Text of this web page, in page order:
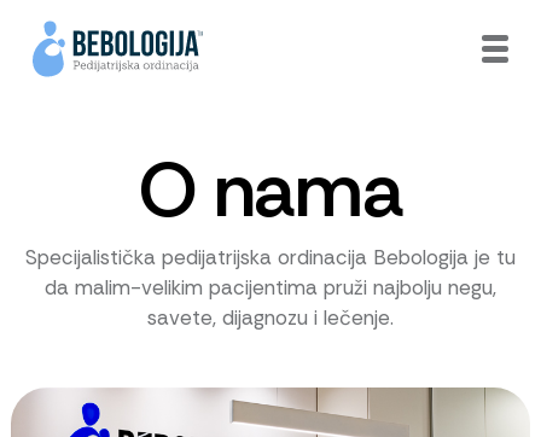
O nama
Specijalistička pedijatrijska ordinacija Bebologija je tu
da malim-velikim pacijentima pruži najbolju negu,
savete, dijagnozu i lečenje.